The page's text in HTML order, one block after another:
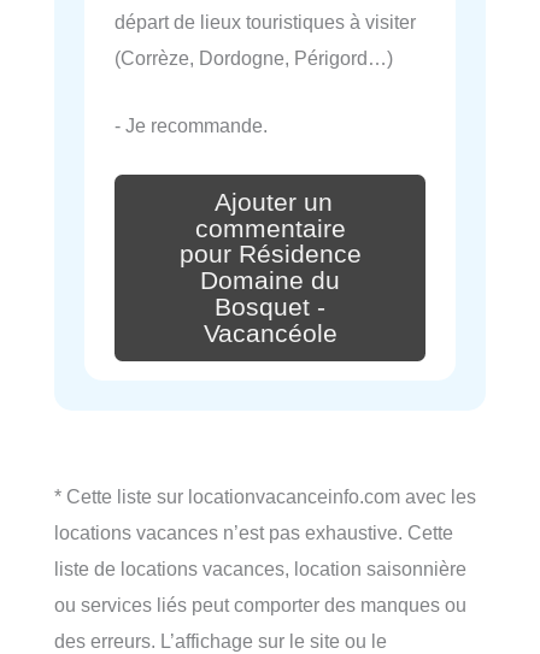
départ de lieux touristiques à visiter
(Corrèze, Dordogne, Périgord…)
- Je recommande.
Ajouter un
commentaire
pour Résidence
Domaine du
Bosquet -
Vacancéole
* Cette liste sur locationvacanceinfo.com avec les
locations vacances n’est pas exhaustive. Cette
liste de locations vacances, location saisonnière
ou services liés peut comporter des manques ou
des erreurs. L’affichage sur le site ou le